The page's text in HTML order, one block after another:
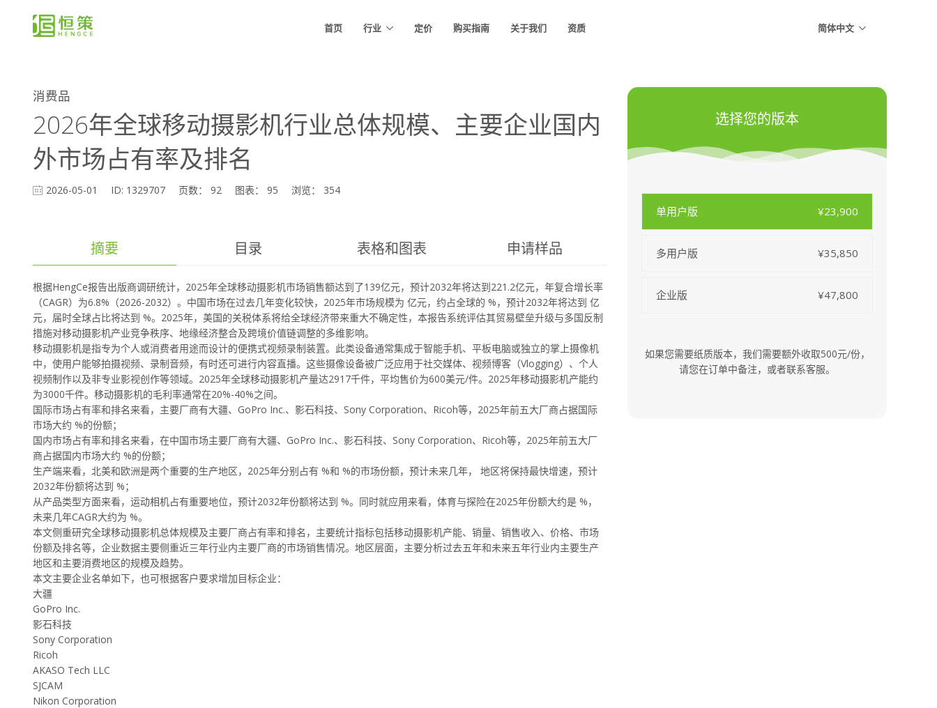
首页 行业 定价 购买指南 关于我们 资质 简体中文
消费品
2026年全球移动摄影机行业总体规模、主要企业国内
外市场占有率及排名
2026-05-01 ID: 1329707 页数： 92 图表： 95 浏览： 354
摘要 目录 表格和图表 申请样品
根据HengCe报告出版商调研统计，2025年全球移动摄影机市场销售额达到了139亿元，预计2032年将达到221.2亿元，年复合增长率
（CAGR）为6.8%（2026-2032）。中国市场在过去几年变化较快，2025年市场规模为 亿元，约占全球的 %，预计2032年将达到 亿
元，届时全球占比将达到 %。2025年，美国的关税体系将给全球经济带来重大不确定性，本报告系统评估其贸易壁垒升级与多国反制
措施对移动摄影机产业竞争秩序、地缘经济整合及跨境价值链调整的多维影响。
移动摄影机是指专为个人或消费者用途而设计的便携式视频录制装置。此类设备通常集成于智能手机、平板电脑或独立的掌上摄像机
中，使用户能够拍摄视频、录制音频，有时还可进行内容直播。这些摄像设备被广泛应用于社交媒体、视频博客（Vlogging）、个人
视频制作以及非专业影视创作等领域。2025年全球移动摄影机产量达2917千件，平均售价为600美元/件。2025年移动摄影机产能约
为3000千件。移动摄影机的毛利率通常在20%-40%之间。
国际市场占有率和排名来看，主要厂商有大疆、GoPro Inc.、影石科技、Sony Corporation、Ricoh等，2025年前五大厂商占据国际
市场大约 %的份额；
国内市场占有率和排名来看，在中国市场主要厂商有大疆、GoPro Inc.、影石科技、Sony Corporation、Ricoh等，2025年前五大厂
商占据国内市场大约 %的份额；
生产端来看，北美和欧洲是两个重要的生产地区，2025年分别占有 %和 %的市场份额，预计未来几年， 地区将保持最快增速，预计
2032年份额将达到 %；
从产品类型方面来看，运动相机占有重要地位，预计2032年份额将达到 %。同时就应用来看，体育与探险在2025年份额大约是 %，
未来几年CAGR大约为 %。
本文侧重研究全球移动摄影机总体规模及主要厂商占有率和排名，主要统计指标包括移动摄影机产能、销量、销售收入、价格、市场
份额及排名等，企业数据主要侧重近三年行业内主要厂商的市场销售情况。地区层面，主要分析过去五年和未来五年行业内主要生产
地区和主要消费地区的规模及趋势。
本文主要企业名单如下，也可根据客户要求增加目标企业：
大疆
GoPro Inc.
影石科技
Sony Corporation
Ricoh
AKASO Tech LLC
SJCAM
Nikon Corporation
选择您的版本
单用户版 ¥23,900
多用户版 ¥35,850
企业版 ¥47,800
如果您需要纸质版本，我们需要额外收取500元/份，
请您在订单中备注，或者联系客服。